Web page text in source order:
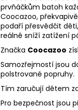
prvňáčkům batoh
Coocazoo,
podaří přesvědčit
reálně sníží zatížení
Značka Coocazoo
Samozřejmostí jsou
polstrované popruhy.
Tím zaručují dětem
Pro bezpečnost jsou